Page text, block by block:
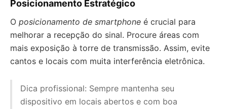
Posicionamento Estratégico
O posicionamento de smartphone é crucial para
melhorar a recepção do sinal. Procure áreas com
mais exposição à torre de transmissão. Assim, evite
cantos e locais com muita interferência eletrônica.
Dica profissional: Sempre mantenha seu
dispositivo em locais abertos e com boa